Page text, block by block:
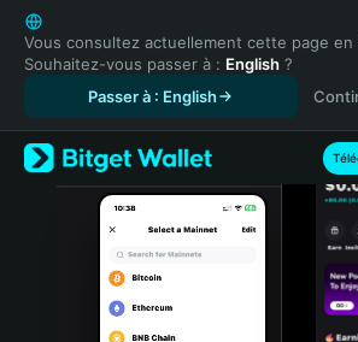
English
日本語
Tiếng Việt
Español (Latinoamérica)
Türkçe
Italiano
Português (Portugal)
Vous consultez actuellement cette page en
Souhaitez-vous passer à : English ?
Passer à : English